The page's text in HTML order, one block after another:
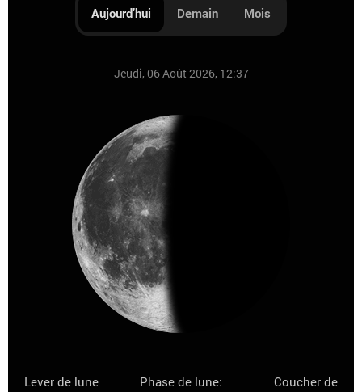
Aujourd’hui Demain Mois
Jeudi, 06 Août 2026, 12:37
Lever de lune Phase de lune:
Coucher de